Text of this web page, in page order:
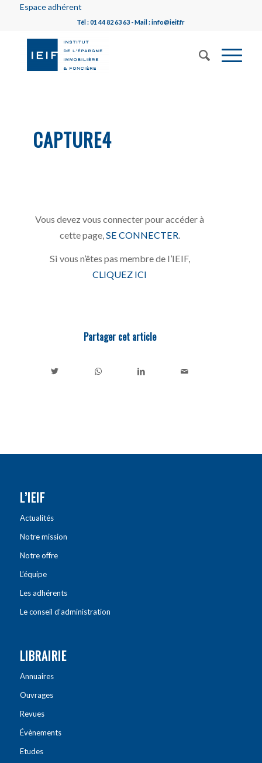
Espace adhérent
Tél : 01 44 82 63 63 - Mail : info@ieif.fr
CAPTURE4
Vous devez vous connecter pour accéder à
cette page, SE CONNECTER
Si vous n’êtes pas membre de l’IEIF,
CLIQUEZ ICI
Partager cet article
L’IEIF
Actualités
Notre mission
Notre offre
L’équipe
Les adhérents
Le conseil d’administration
LIBRAIRIE
Annuaires
Ouvrages
Revues
Évènements
Etudes